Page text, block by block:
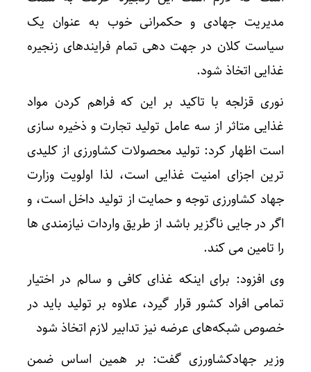
مدیریت جهادی و حکمرانی خوب به عنوان یک
سیاست کلان در جهت دهی تمام فرایندهای زنجیره
غذایی اتخاذ شود.
نوری قزلجه با تاکید بر این که فراهم کردن مواد
غذایی متاثر از سه عامل تولید تجارت و ذخیره سازی
است اظهار کرد: تولید محصولات کشاورزی از کلیدی
ترین اجزای امنیت غذایی است، لذا اولویت وزارت
جهاد کشاورزی توجه و حمایت از تولید داخل است، و
اگر در جایی ناگزیر باشد از طریق واردات نیازمندی ها
را تامین می کند.
وی افزود: برای اینکه غذای کافی و سالم در اختیار
تمامی افراد کشور قرار گیرد، علاوه بر تولید باید در
خصوص شبکه‌های عرضه نیز تدابیر لازم اتخاذ شود
وزیر جهادکشاورزی گفت: بر همین اساس ضمن